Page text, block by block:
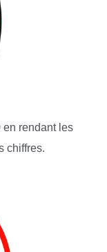
en rendant les
chiffres.